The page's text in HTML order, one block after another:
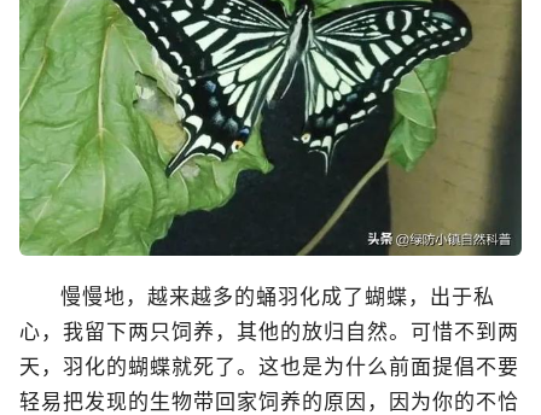
慢慢地，越来越多的蛹羽化成了蝴蝶，出于私
心，我留下两只饲养，其他的放归自然。可惜不到两
天，羽化的蝴蝶就死了。这也是为什么前面提倡不要
轻易把发现的生物带回家饲养的原因，因为你的不恰